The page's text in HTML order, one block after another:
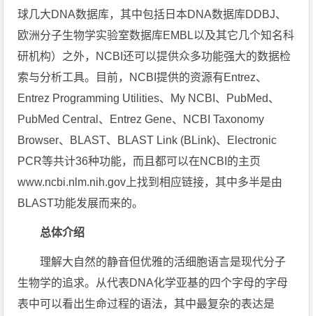
球几大DNA数据库，其中包括日本DNA数据库DDBJ、
欧洲分子生物学实验室数据库EMBL以及其它几个知名科
研机构）之外，NCBI还可以提供众多功能强大的数据检
索与分析工具。目前，NCBI提供的资源有Entrez、
Entrez Programming Utilities、My NCBI、PubMed、
PubMed Central、Entrez Gene、NCBI Taxonomy
Browser、BLAST、BLAST Link (BLink)、Electronic
PCR等共计36种功能，而且都可以在NCBI的主页
www.ncbi.nlm.nih.gov上找到相应链接，其中多半是由
BLAST功能发展而来的。
总体介绍
理解大自然的静音但优雅的活细胞语言是现代分子
生物学的追求。从代表DNA化学亚基的四个字母的字母
表中可以看出生命过程的语法，其中最复杂的表达是